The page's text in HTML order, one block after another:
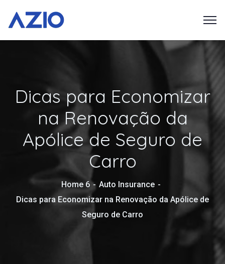
Dicas para Economizar
na Renovação da
Apólice de Seguro de
Carro
Home 6
Auto Insurance
Dicas para Economizar na Renovação da Apólice de
Seguro de Carro